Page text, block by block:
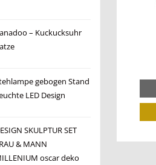
– Kuckucksuhr
gebogen Stand
LED Design
SKULPTUR SET
& MANN
oscar deko